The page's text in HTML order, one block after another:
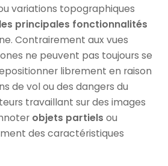
variations topographiques
principales fonctionnalités
Contrairement aux vues
ne peuvent pas toujours se
librement en raison
de vol ou des dangers du
travaillant sur des images
objets partiels ou
des caractéristiques